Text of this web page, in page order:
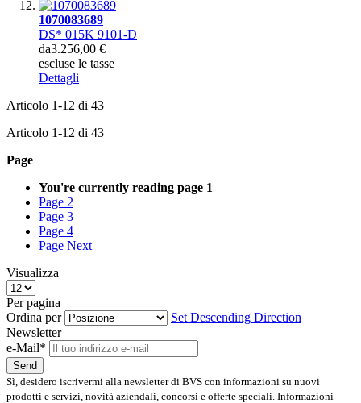
1070083689
DS* 015K 9101-D
da3.256,00 €
escluse le tasse
Dettagli
Articolo 1-12 di 43
Articolo 1-12 di 43
Page
You're currently reading page 1
Page 2
Page 3
Page 4
Page Next
Visualizza
Per pagina
Ordina per
Set Descending Direction
Newsletter
e-Mail*
Send
Sì, desidero iscrivermi alla newsletter di BVS con informazioni su nuovi
prodotti e servizi, novità aziendali, concorsi e offerte speciali. Informazioni